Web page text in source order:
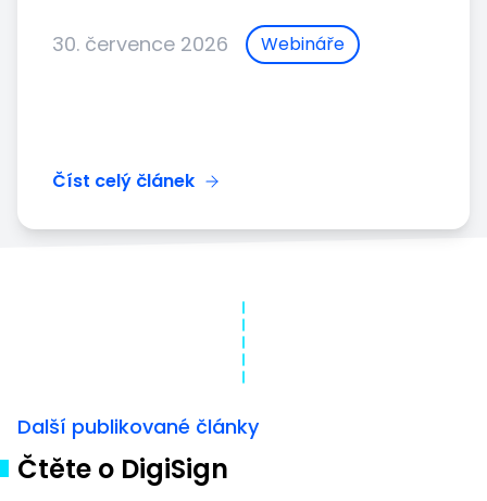
30. července 2026 Webináře
Číst celý článek
Další publikované články
Čtěte o DigiSign